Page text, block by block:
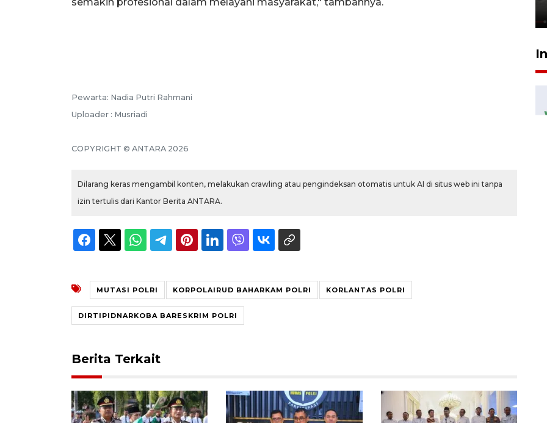
Pewarta: Nadia Putri Rahmani
Uploader : Musriadi
COPYRIGHT © ANTARA 2026
Dilarang keras mengambil konten, melakukan crawling atau pengindeksan otomatis untuk AI di situs web ini tanpa
izin tertulis dari Kantor Berita ANTARA.
MUTASI POLRI KORPOLAIRUD BAHARKAM POLRI KORLANTAS POLRI
DIRTIPIDNARKOBA BARESKRIM POLRI
Berita Terkait